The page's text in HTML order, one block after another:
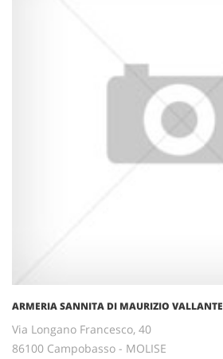
ARMERIA SANNITA DI MAURIZIO VALLANTE
Via Longano Francesco, 40
86100 Campobasso - MOLISE